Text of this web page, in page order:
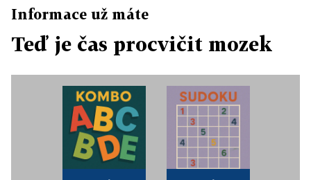
Informace už máte
Teď je čas procvičit mozek